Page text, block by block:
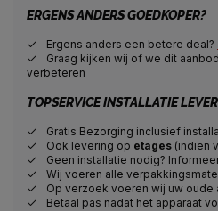
ERGENS ANDERS GOEDKOPER?
Ergens anders een betere deal?
Graag kijken wij of we dit
verbeteren
TOPSERVICE INSTALLATIE
Gratis Bezorging inclusief
Ook levering op etages (indien
Geen installatie nodig?
Wij voeren alle
Op verzoek voeren wij uw oude
Betaal pas nadat het apparaat